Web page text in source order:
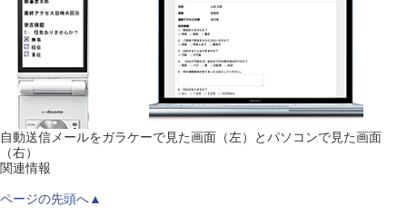
自動送信メールをガラケーで見た画面（左）とパソコンで見た画面
（右）
関連情報
ページの先頭へ▲